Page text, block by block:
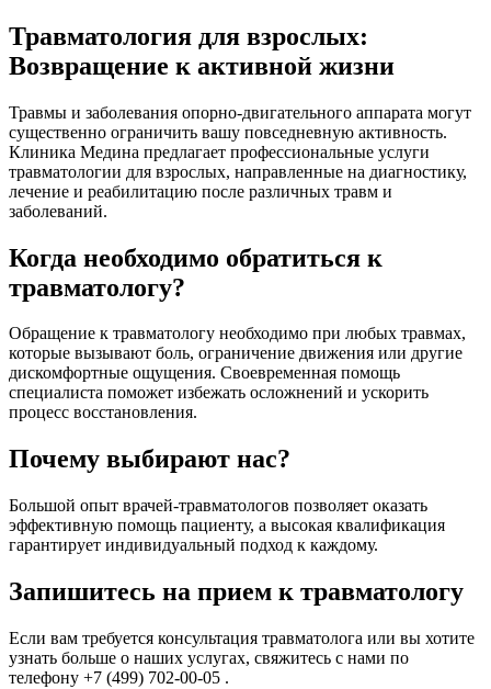
Травматология для взрослых:
Возвращение к активной жизни
Травмы и заболевания опорно-двигательного аппарата могут
существенно ограничить вашу повседневную активность.
Клиника Медина предлагает профессиональные услуги
травматологии для взрослых, направленные на диагностику,
лечение и реабилитацию после различных травм и
заболеваний.
Когда необходимо обратиться к
травматологу?
Обращение к травматологу необходимо при любых травмах,
которые вызывают боль, ограничение движения или другие
дискомфортные ощущения. Своевременная помощь
специалиста поможет избежать осложнений и ускорить
процесс восстановления.
Почему выбирают нас?
Большой опыт врачей-травматологов позволяет оказать
эффективную помощь пациенту, а высокая квалификация
гарантирует индивидуальный подход к каждому.
Запишитесь на прием к травматологу
Если вам требуется консультация травматолога или вы хотите
узнать больше о наших услугах, свяжитесь с нами по
телефону +7 (499) 702-00-05 .